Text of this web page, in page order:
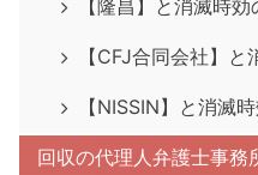
【隆昌】と消滅時効
【CFJ合同会社】
【NISSIN】と消滅
回収の代理人弁護士事務